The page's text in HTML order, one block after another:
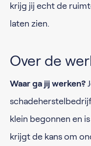
krijg jij echt de
laten zien.
Over de
Waar ga jij werken?
klein begonnen en
krijgt de kans om